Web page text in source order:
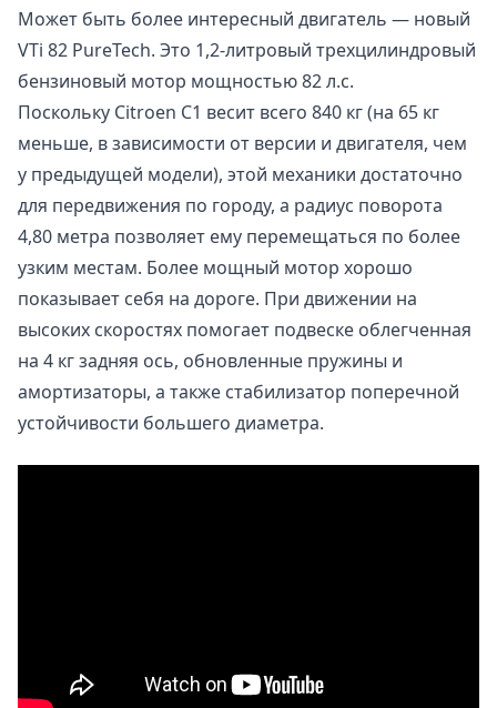
Может быть более интересный двигатель — новый
VTi 82 PureTech. Это 1,2-литровый трехцилиндровый
бензиновый мотор мощностью 82 л.с.
Поскольку Citroen C1 весит всего 840 кг (на 65 кг
меньше, в зависимости от версии и двигателя, чем
у предыдущей модели), этой механики достаточно
для передвижения по городу, а радиус поворота
4,80 метра позволяет ему перемещаться по более
узким местам. Более мощный мотор хорошо
показывает себя на дороге. При движении на
высоких скоростях помогает подвеске облегченная
на 4 кг задняя ось, обновленные пружины и
амортизаторы, а также стабилизатор поперечной
устойчивости большего диаметра.